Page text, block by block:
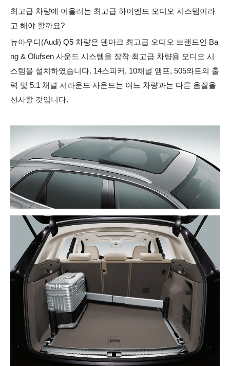
최고급 차량에 어울리는 최고급 하이엔드 오디오 시스템이라
고 해야 할까요?
뉴아우디(Audi) Q5 차량은 덴마크 최고급 오디오 브랜드인 Ba
ng & Olufsen 사운드 시스템을 장착 최고급 차량용 오디오 시
스템을 설치하였습니다. 14스피커, 10채널 앰프, 505와트의 출
력 및 5.1 채널 서라운드 사운드는 여느 차량과는 다른 음질을
선사할 것입니다.